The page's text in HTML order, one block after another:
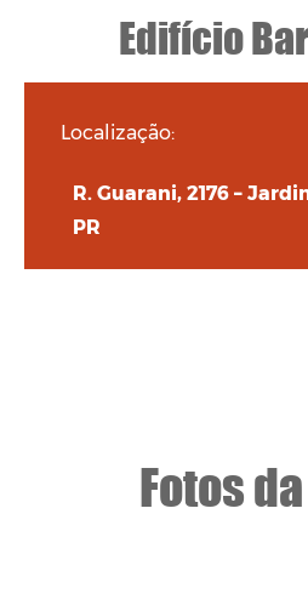
Edifício
Localização:
R. Guarani, 2176 –
PR
Fotos